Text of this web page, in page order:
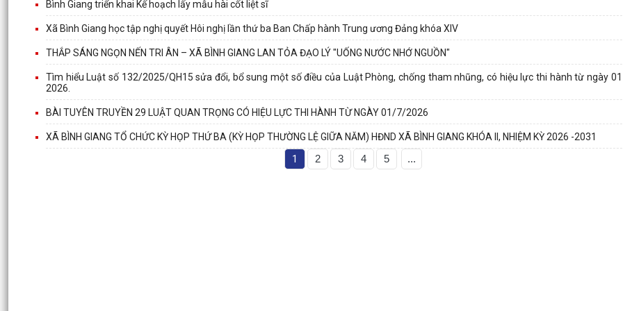
Bình Giang triển khai Kế hoạch lấy mẫu hài cốt liệt sĩ
Xã Bình Giang học tập nghị quyết Hôi nghị lần thứ ba Ban Chấp hành Trung ương Đảng khóa XIV
THẮP SÁNG NGỌN NẾN TRI ÂN – XÃ BÌNH GIANG LAN TỎA ĐẠO LÝ "UỐNG NƯỚC NHỚ NGUỒN"
Tìm hiểu Luật số 132/2025/QH15 sửa đổi, bổ sung một số điều của Luật Phòng, chống tham nhũng, có hiệu lực thi hành từ ngày
2026.
BÀI TUYÊN TRUYỀN 29 LUẬT QUAN TRỌNG CÓ HIỆU LỰC THI HÀNH TỪ NGÀY 01/7/2026
XÃ BÌNH GIANG TỔ CHỨC KỲ HỌP THỨ BA (KỲ HỌP THƯỜNG LỆ GIỮA NĂM) HĐND XÃ BÌNH GIANG KHÓA II, NHIỆM KỲ 2026 -2031
1 2 3 4 5 ...